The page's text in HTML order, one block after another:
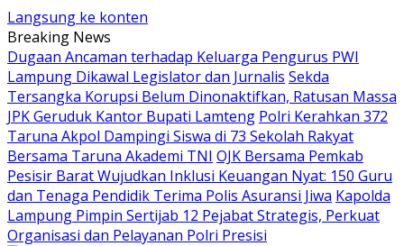
Langsung ke konten
Breaking News
Dugaan Ancaman terhadap Keluarga Pengurus PWI
Lampung Dikawal Legislator dan Jurnalis Sekda
Tersangka Korupsi Belum Dinonaktifkan, Ratusan Massa
JPK Geruduk Kantor Bupati Lamteng Polri Kerahkan 372
Taruna Akpol Dampingi Siswa di 73 Sekolah Rakyat
Bersama Taruna Akademi TNI OJK Bersama Pemkab
Pesisir Barat Wujudkan Inklusi Keuangan Nyat: 150 Guru
dan Tenaga Pendidik Terima Polis Asuransi Jiwa Kapolda
Lampung Pimpin Sertijab 12 Pejabat Strategis, Perkuat
Organisasi dan Pelayanan Polri Presisi